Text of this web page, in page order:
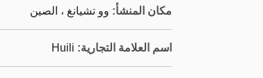
مكان المنشأ: وو تشيانغ ، الصين
اسم العلامة التجارية: Huili